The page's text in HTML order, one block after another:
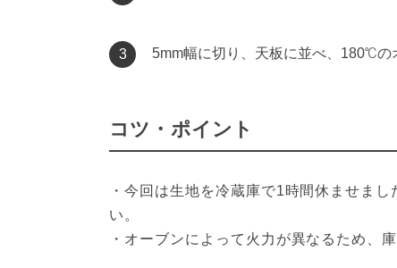
3 5mm幅に切り、天板に並べ、180℃の
コツ・ポイント
・今回は生地を冷蔵庫で1時間休ませま
い。
・オーブンによって火力が異なるため、